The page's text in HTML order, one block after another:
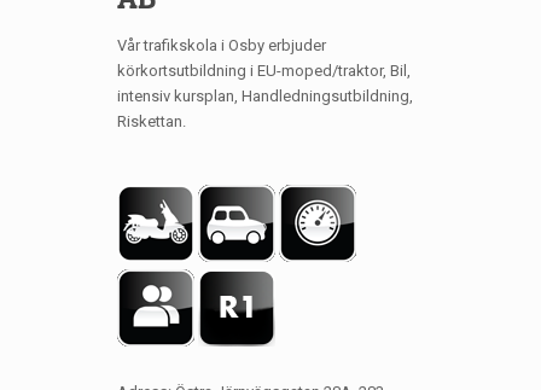
Vår trafikskola i Osby erbjuder
körkortsutbildning i EU-moped/traktor, Bil,
intensiv kursplan, Handledningsutbildning,
Riskettan.